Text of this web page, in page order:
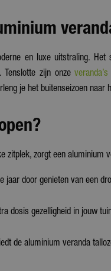
en luxe uitstraling.
Tenslotte zijn onzeveranda’s
je het buitenseizoen naar
zitplek, zorgt een aluminium
jaar door genieten van een
dosis gezelligheid in jouw
de aluminium veranda